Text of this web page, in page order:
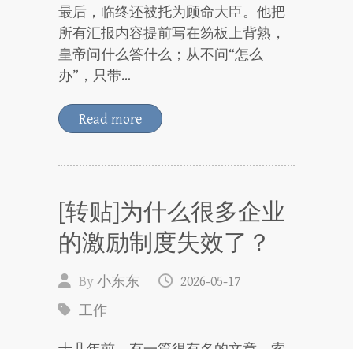
最后，临终还被托为顾命大臣。他把
所有汇报内容提前写在笏板上背熟，
皇帝问什么答什么；从不问“怎么
办”，只带…
Read more
[转贴]为什么很多企业
的激励制度失效了？
By小东东
2026-05-17
工作